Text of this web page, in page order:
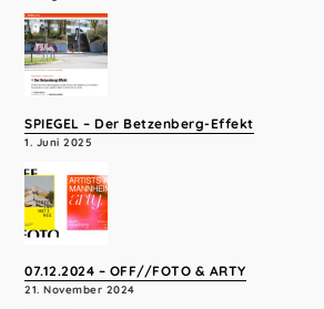
SPIEGEL – Der Betzenberg-Effekt
1. Juni 2025
07.12.2024 – OFF//FOTO & ARTY
21. November 2024